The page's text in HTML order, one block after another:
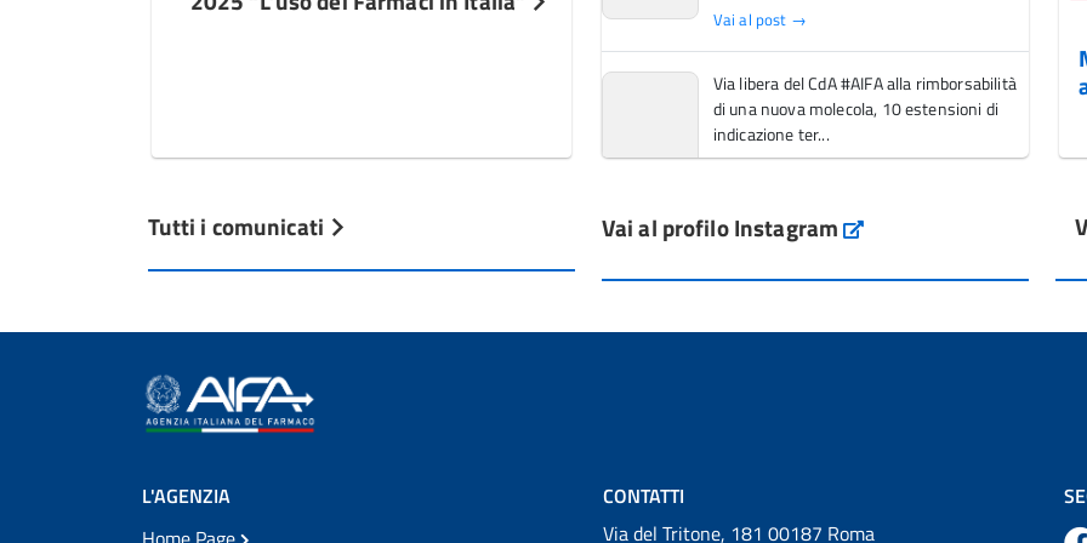
Tutti i comunicati
Vai al post →
Via libera del CdA #AIFA alla rimborsabilità
di una nuova molecola, 10 estensioni di
indicazione ter...
L'Italia si conferma tra i primi Paesi europei
dal Servi...
Vai al profilo Instagram Instagram
L'AGENZIA
CONTATTI
Via del Tritone, 181 00187 Roma